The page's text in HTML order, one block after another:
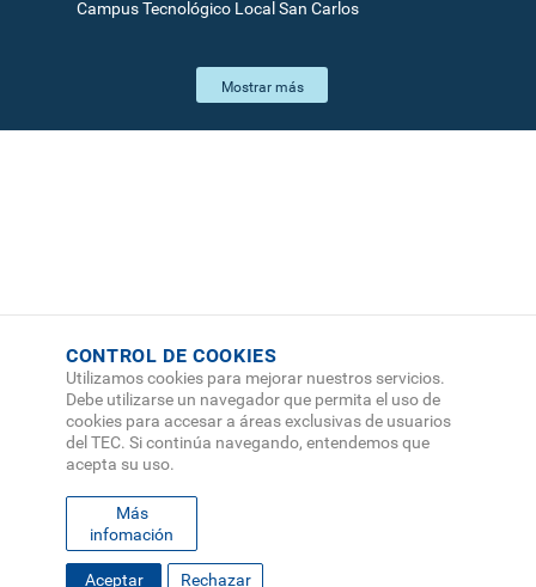
Campus Tecnológico Local San Carlos
FOOTER
CONTROL DE COOKIES
Utilizamos cookies para mejorar nuestros servicios.
Debe utilizarse un navegador que permita el uso de
cookies para accesar a áreas exclusivas de usuarios
del TEC. Si continúa navegando, entendemos que
acepta su uso.
Más
infomación
Aceptar Rechazar